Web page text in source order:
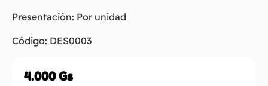
Presentación: Por unidad
Código: DES0003
4.000Gs